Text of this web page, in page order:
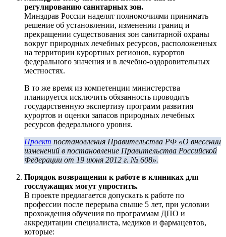
регулированию санитарных зон.
Минздрав России наделят полномочиями принимать
решение об установлении, изменении границ и
прекращении существования зон санитарной охраны
вокруг природных лечебных ресурсов, расположенных
на территории курортных регионов, курортов
федерального значения и в лечебно-оздоровительных
местностях.
В то же время из компетенции министерства
планируется исключить обязанность проводить
государственную экспертизу программ развития
курортов и оценки запасов природных лечебных
ресурсов федерального уровня.
Проект постановления Правительства РФ «О внесении
изменений в постановление Правительства Российской
Федерации от 19 июня 2012 г. № 608».
Порядок возвращения к работе в клиниках для
госслужащих могут упростить.
В проекте предлагается допускать к работе по
профессии после перерыва свыше 5 лет, при условии
прохождения обучения по программам ДПО и
аккредитации специалиста, медиков и фармацевтов,
которые: